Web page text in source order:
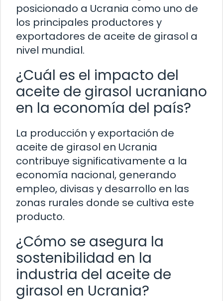
posicionado a Ucrania como uno de
los principales productores y
exportadores de aceite de girasol a
nivel mundial.
¿Cuál es el impacto del
aceite de girasol ucraniano
en la economía del país?
La producción y exportación de
aceite de girasol en Ucrania
contribuye significativamente a la
economía nacional, generando
empleo, divisas y desarrollo en las
zonas rurales donde se cultiva este
producto.
¿Cómo se asegura la
sostenibilidad en la
industria del aceite de
girasol en Ucrania?